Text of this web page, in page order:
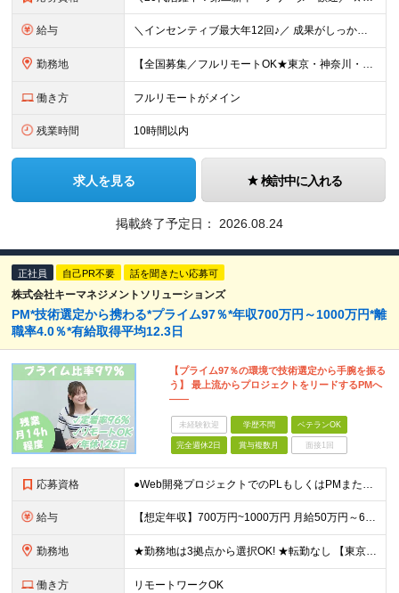
給与 ＼インセンティブ最大年12回♪／ 成果がしっかり収入に反映される給与制度です！ 月給30万円＋インセンティブ（最大年12回） ★スキル、適性に応じて優遇 【試用期間について】 ・期間：1年 ・給与
勤務地 【全国募集／フルリモートOK★東京・神奈川・埼玉・大阪・福岡で積極採用中】 在宅勤務、または関東（東京・神奈川・埼玉など）または関西（大阪府など）、九州（福岡）のプロジェクト先 ★フルリモート可（通
働き方 フルリモートがメイン
残業時間 10時間以内
求人を見る 検討中に入れる
掲載終了予定日： 2026.08.24
正社員 自己PR不要 話を聞きたい応募可
株式会社キーマネジメントソリューションズ
PM*技術選定から携わる*プライム97％*年収700万円～1000万円*離
職率4.0％*有給取得平均12.3日
【プライム97％の環境で技術選定から手腕を振る
う】 最上流からプロジェクトをリードするPMへ
――
未経験歓迎 学歴不問 ベテランOK
完全週休2日 賞与複数月 面接1回
応募資格 ●Web開発プロジェクトでのPLもしくはPMまたはリーダー経験 ┗5名以上のマネジメントを想定しています ●顧客との直接折衝、要件定義の経験 ※学歴不問 ＜下記のような方は大歓迎です！＞ ★ビジネス
給与 【想定年収】700万円~1000万円 月給50万円～65万円+賞与年2回+決算賞与あり(業績連動) ※月給は、経験·スキルに応じて決定します ※試用期間は6ヶ月。その間の給与·待遇に差異はありません
勤務地 ★勤務地は3拠点から選択OK! ★転勤なし 【東京本社】 東京都新宿区新宿4-3-17 FORECAST新宿SOUTH6F 【大阪事業所】 大阪市中央区本町2-1-6堺筋本町センタービル 6F
働き方 リモートワークOK